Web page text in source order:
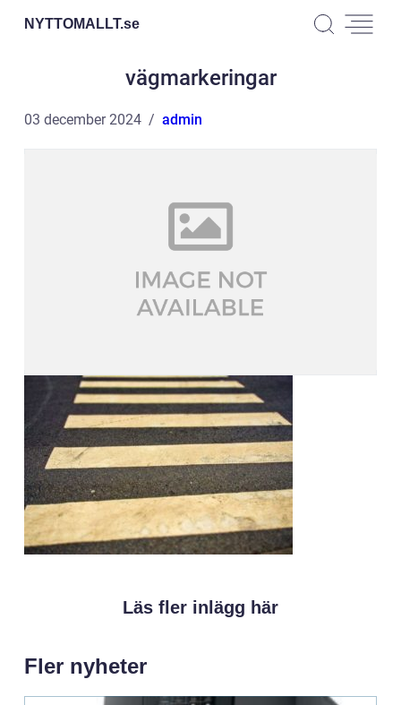
NYTTOMALLT.se
vägmarkeringar
03 december 2024 admin
Läs fler inlägg här
Fler nyheter